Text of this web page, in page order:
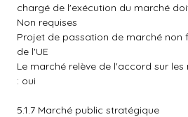
chargé de l'exécution du marché
Non requises
Projet de passation de marché non
de l'UE
Le marché relève de l'accord sur
: oui
5.1.7 Marché public stratégique